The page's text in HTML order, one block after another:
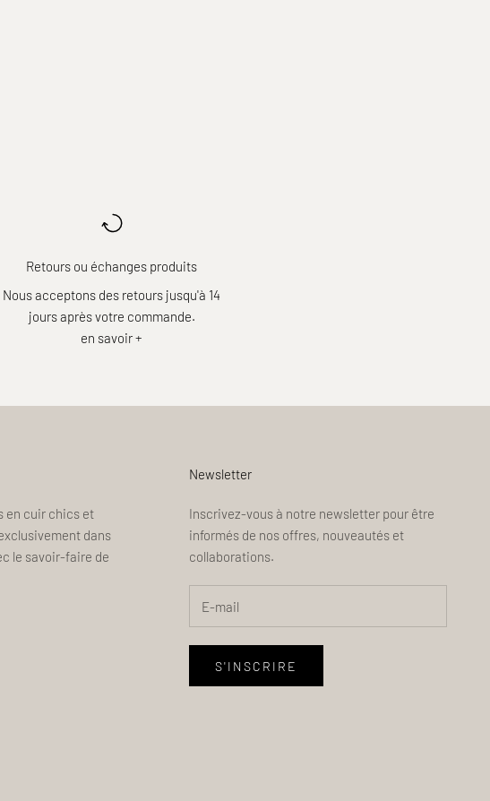
Retours ou échanges produits
Nous acceptons des retours jusqu'à 14
jours après votre commande.
en savoir +
en cuir chics et
dans
le savoir-faire de
Newsletter
Inscrivez-vous à notre newsletter pour être
informés de nos offres, nouveautés et
collaborations.
S'INSCRIRE